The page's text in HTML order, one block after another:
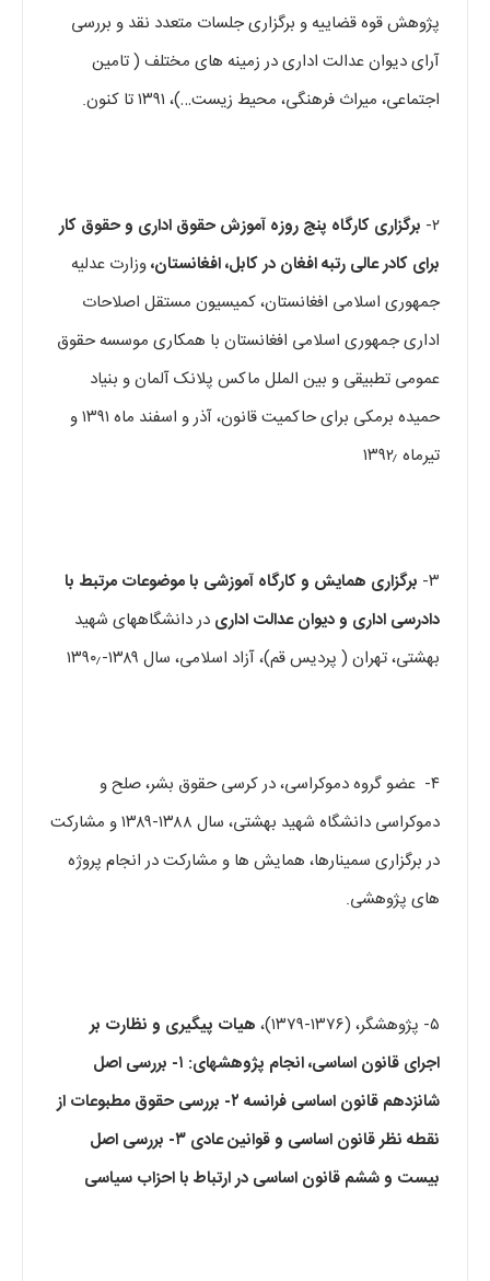
پژوهش قوه قضاییه و برگزاری جلسات متعدد نقد و بررسی
آرای دیوان عدالت اداری در زمینه های مختلف ( تامین
اجتماعی، میراث فرهنگی، محیط زیست…)، ۱۳۹۱ تا کنون.
۲- برگزاری کارگاه پنج روزه آموزش حقوق اداری و حقوق کار
برای کادر عالی رتبه افغان در کابل، افغانستان،وزارت عدلیه
جمهوری اسلامی افغانستان، کمیسیون مستقل اصلاحات
اداری جمهوری اسلامی افغانستان با همکاری موسسه حقوق
عمومی تطبیقی و بین الملل ماکس پلانک آلمان و بنیاد
حمیده برمکی برای حاکمیت قانون، آذر و اسفند ماه ۱۳۹۱ و
تیرماه ۱۳۹۲٫
۳- برگزاری همایش و کارگاه آموزشی با موضوعات مرتبط با
دادرسی اداری و دیوان عدالت اداری در دانشگاههای شهید
بهشتی، تهران ( پردیس قم)، آزاد اسلامی، سال ۱۳۸۹-۱۳۹۰٫
۴- عضو گروه دموکراسی، در کرسی حقوق بشر، صلح و
دموکراسی دانشگاه شهید بهشتی، سال ۱۳۸۸-۱۳۸۹ و مشارکت
در برگزاری سمینارها، همایش ها و مشارکت در انجام پروژه
های پژوهشی.
۵- پژوهشگر، (۱۳۷۶-۱۳۷۹)،
هیات پیگیری و نظارت بر
اجرای قانون اساسی،
انجام پژوهشهای: ۱- بررسی اصل
شانزدهم قانون اساسی فرانسه ۲- بررسی حقوق مطبوعات از
نقطه نظر قانون اساسی و قوانین عادی ۳- بررسی اصل
بیست و ششم قانون اساسی در ارتباط با احزاب سیاسی